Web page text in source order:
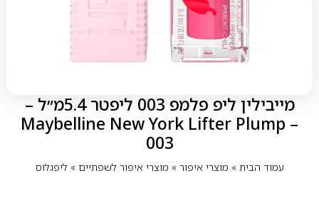
מייבילין ליפ פלמפ 003 ליפטר 5.4מ״ל –
Maybelline New York Lifter Plump –
003
עמוד הבית» מוצרי איפור» מוצרי איפור לשפתיים» ליפגלוס